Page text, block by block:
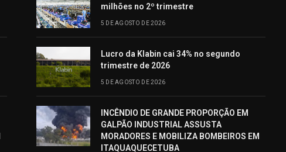
milhões no 2º trimestre
5 DE AGOSTO DE 2026
Lucro da Klabin cai 34% no segundo
trimestre de 2026
5 DE AGOSTO DE 2026
INCÊNDIO DE GRANDE PROPORÇÃO EM
GALPÃO INDUSTRIAL ASSUSTA
MORADORES E MOBILIZA BOMBEIROS EM
ITAQUAQUECETUBA